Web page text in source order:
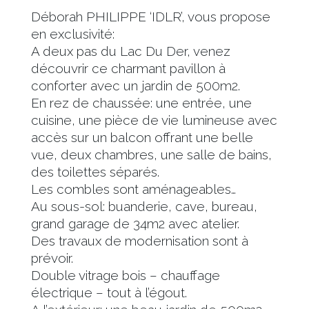
Déborah PHILIPPE ‘IDLR’, vous propose
en exclusivité:
A deux pas du Lac Du Der, venez
découvrir ce charmant pavillon à
conforter avec un jardin de 500m2.
En rez de chaussée: une entrée, une
cuisine, une pièce de vie lumineuse avec
accès sur un balcon offrant une belle
vue, deux chambres, une salle de bains,
des toilettes séparés.
Les combles sont aménageables…
Au sous-sol: buanderie, cave, bureau,
grand garage de 34m2 avec atelier.
Des travaux de modernisation sont à
prévoir.
Double vitrage bois – chauffage
électrique – tout à l’égout.